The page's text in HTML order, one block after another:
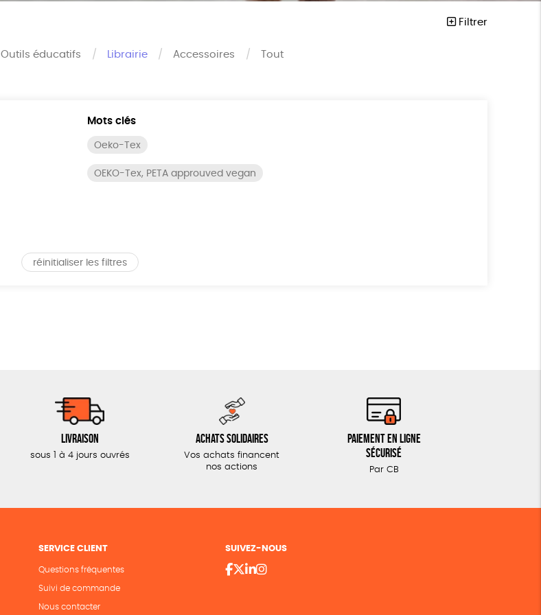
Filtrer
Outils éducatifs Librairie Accessoires Tout
Mots clés
Oeko-Tex
OEKO-Tex, PETA approuved vegan
réinitialiser les filtres
Livraison
sous 1 à 4 jours ouvrés
Achats solidaires
Vos achats financent
nos actions
Paiement en ligne
sécurisé
Par CB
SERVICE CLIENT
Questions fréquentes
Suivi de commande
Nous contacter
SUIVEZ-NOUS